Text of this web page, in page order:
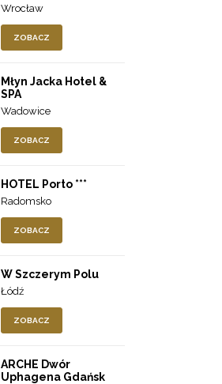
Wrocław
ZOBACZ
Młyn Jacka Hotel &
SPA
Wadowice
ZOBACZ
HOTEL Porto ***
Radomsko
ZOBACZ
W Szczerym Polu
Łódź
ZOBACZ
ARCHE Dwór
Uphagena Gdańsk